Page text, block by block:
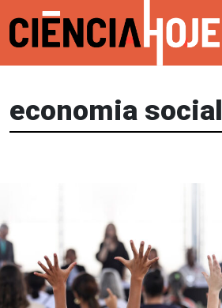
economia social